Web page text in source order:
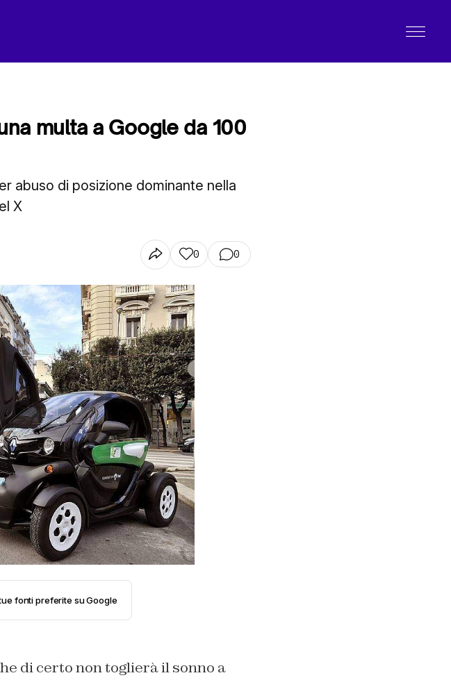
multa a Google da 100
abuso di posizione dominante nella
X
0 0
fonti preferite su Google
di certo non toglierà il sonno a